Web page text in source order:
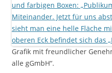
Grafik mit freundlicher
alle gGmbH“.